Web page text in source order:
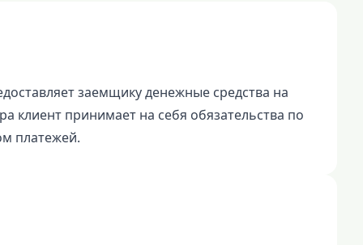
заемщику денежные средства на
клиент принимает на себя обязательства по
платежей.